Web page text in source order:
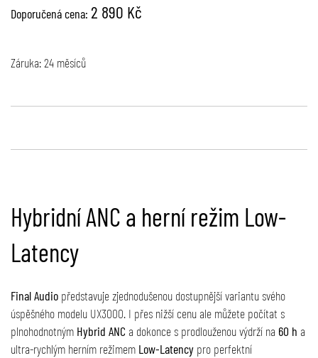
Doporučená cena: 2 890 Kč
Záruka: 24 měsíců
Hybridní ANC a herní režim Low-
Latency
Final Audiopředstavuje zjednodušenou dostupnější variantu svého
úspěšného modelu UX3000. I přes nižší cenu ale můžete počítat s
plnohodnotným Hybrid ANC a dokonce s prodlouženou výdrží na 60 h a
ultra-rychlým herním režimem Low-Latencypro perfektní